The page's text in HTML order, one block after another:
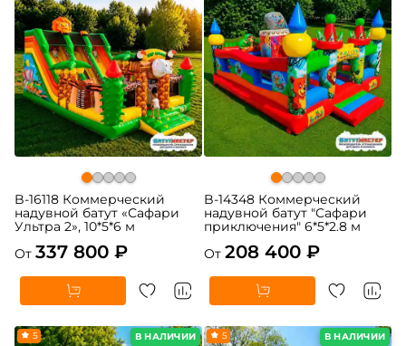
B-16118 Коммерческий
надувной батут «Сафари
Ультра 2», 10*5*6 м
От 337 800 ₽
B-14348 Коммерческий
надувной батут "Сафари
приключения" 6*5*2.8 м
От 208 400 ₽
В НАЛИЧИИ
5 В НАЛИЧИИ
5